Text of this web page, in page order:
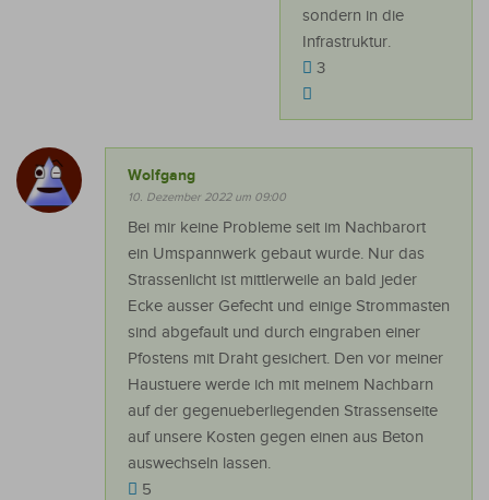
sondern in die
Infrastruktur.
3
Wolfgang
10. Dezember 2022 um 09:00
Bei mir keine Probleme seit im Nachbarort
ein Umspannwerk gebaut wurde. Nur das
Strassenlicht ist mittlerweile an bald jeder
Ecke ausser Gefecht und einige Strommasten
sind abgefault und durch eingraben einer
Pfostens mit Draht gesichert. Den vor meiner
Haustuere werde ich mit meinem Nachbarn
auf der gegenueberliegenden Strassenseite
auf unsere Kosten gegen einen aus Beton
auswechseln lassen.
5